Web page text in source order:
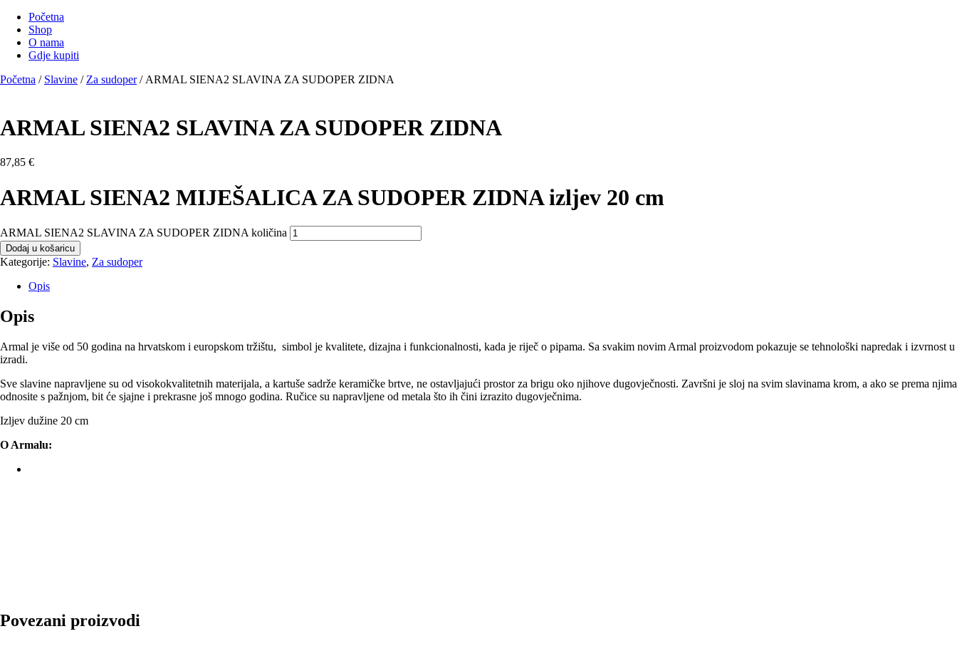
Početna
Shop
O nama
Gdje kupiti
Početna / Slavine / Za sudoper/ ARMAL SIENA2 SLAVINA ZA SUDOPER ZIDNA
ARMAL SIENA2 SLAVINA ZA SUDOPER ZIDNA
87,85 €
ARMAL SIENA2 MIJEŠALICA ZA SUDOPER ZIDNA izljev 20 cm
ARMAL SIENA2 SLAVINA ZA SUDOPER ZIDNA količina
Dodaj u košaricu
Kategorije: Slavine, Za sudoper
Opis
Opis
Armal je više od 50 godina na hrvatskom i europskom tržištu, simbol je kvalitete, dizajna i funkcionalnosti, kada je riječ o pipama. Sa svakim novim Armal proizvodom pokazuje se tehnološki napredak i izvrnost u
izradi.
Sve slavine napravljene su od visokokvalitetnih materijala, a kartuše sadrže keramičke brtve, ne ostavljajući prostor za brigu oko njihove dugovječnosti. Završni je sloj na svim slavinama krom, a ako se prema njima
odnosite s pažnjom, bit će sjajne i prekrasne još mnogo godina. Ručice su napravljene od metala što ih čini izrazito dugovječnima.
Izljev dužine 20 cm
O Armalu:
Povezani proizvodi